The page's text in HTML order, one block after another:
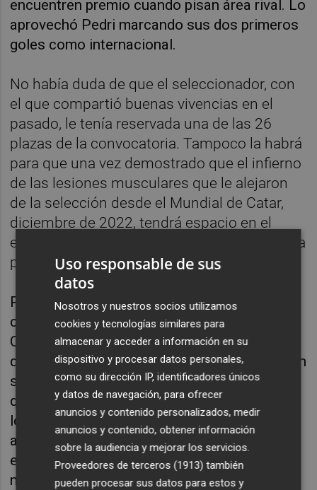
encuentren premio cuando pisan área rival. Lo
aprovechó Pedri marcando sus dos primeros
goles como internacional.
No había duda de que el seleccionador, con
el que compartió buenas vivencias en el
pasado, le tenía reservada una de las 26
plazas de la convocatoria. Tampoco la habrá
para que una vez demostrado que el infierno
de las lesiones musculares que le alejaron
de la selección desde el Mundial de Catar,
diciembre de 2022, tendrá espacio en el
equipo titular que busque la cuarta Eurocopa
para España.
Por eso, De la Fuente estaba feliz tras
cerrarse como deseaba los dos amistosos.
Cinco goles a Andorra, los mismos a Irlanda
del Norte. Energía para jugadores que asocian
su estado de felicidad al gol. Como Morata,
que debía enterrar su mala dinámica. Huir de
los pensamientos negativos que luego le
atenazan sobre el césped. Su gran cabezazo
en Son Moix le instala ya como cuarto
máximo goleador de la historia de la
Uso responsable de sus
datos
Nosotros y nuestros socios utilizamos
cookies y tecnologías similares para
almacenar y acceder a información en su
dispositivo y procesar datos personales,
como su dirección IP, identificadores únicos
y datos de navegación, para ofrecer
anuncios y contenido personalizados, medir
anuncios y contenido, obtener información
sobre la audiencia y mejorar los servicios.
Proveedores de terceros (1913) también
pueden procesar sus datos para estos y